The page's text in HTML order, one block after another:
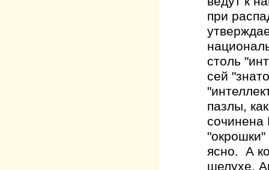
при
столь
сей
пазлы,
ясно. А
шелухе.